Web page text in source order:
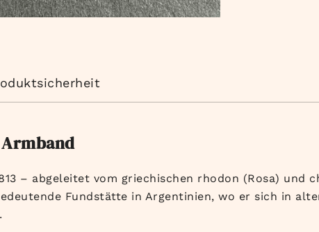
– abgeleitet vom griechischen rhodon (Rosa) und
Fundstätte in Argentinien, wo er sich in